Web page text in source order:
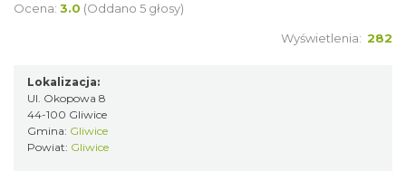
Ocena: 3.0 (Oddano 5 głosy)
Wyświetlenia: 282
Lokalizacja:
Ul. Okopowa 8
44-100 Gliwice
Gmina: Gliwice
Powiat: Gliwice